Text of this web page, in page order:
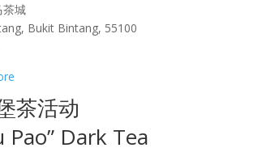
茶城
Bukit Bintang, 55100
茶活动
Pao” Dark Tea